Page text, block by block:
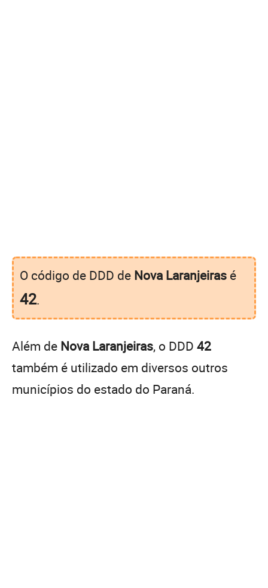
O código de DDD de Nova Laranjeiras é
42.
Além de Nova Laranjeiras, o DDD 42
também é utilizado em diversos outros
municípios do estado do Paraná.